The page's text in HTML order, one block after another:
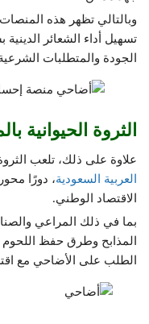
وبالتالي تظهر هذه
تسهيل أداء الشعائر
الجودة والمتطلبات
الثروة الحيوانية
علاوة على ذلك، تلعب
العربية السعودية، دورًا
الاقتصاد الوطني.
بما في ذلك المراعي
المذابح وطرق حفظ
الطلب على الأضاحي مع